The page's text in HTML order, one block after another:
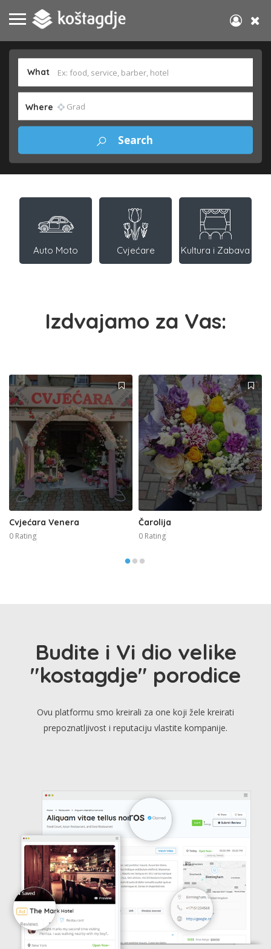
What
Where
Auto Moto Cvjećare Kultura i Zabava
Izdvajamo za Vas:
Cvjećara Venera
0 Rating
Čarolija
0 Rating
Budite i Vi dio velike
"kostagdje" porodice
Ovu platformu smo kreirali za one koji žele kreirati
prepoznatljivost i reputaciju vlastite kompanije.